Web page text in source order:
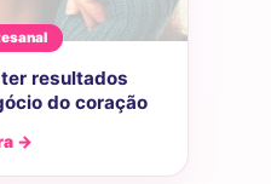
resultados
do coração
→